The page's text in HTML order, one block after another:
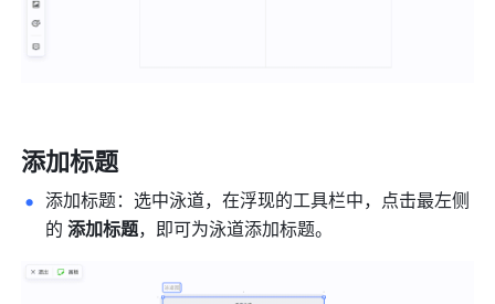
添加标题
添加标题：选中泳道，在浮现的工具栏中，点击最左侧
的 添加标题，即可为泳道添加标题。